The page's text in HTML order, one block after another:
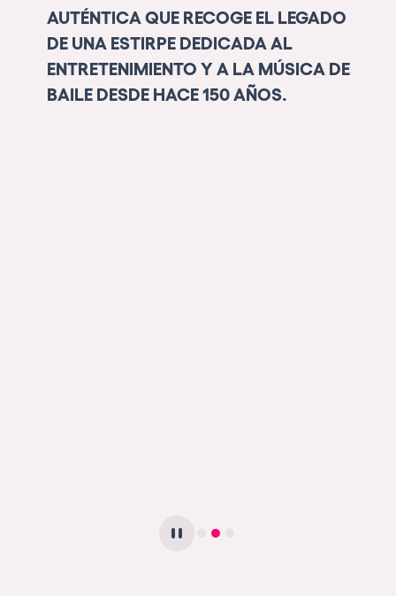
AUTÉNTICA QUE RECOGE EL LEGADO
DE UNA ESTIRPE DEDICADA AL
ENTRETENIMIENTO Y A LA MÚSICA DE
BAILE DESDE HACE 150 AÑOS.